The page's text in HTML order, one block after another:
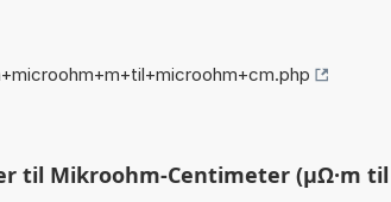
til Mikroohm-Centimeter (µΩ·m til